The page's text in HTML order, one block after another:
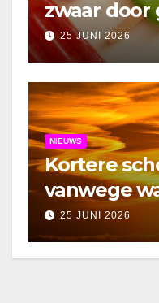
zwaar door
25 JUNI 2026
NIEUWS
Kortere
vanwege
25 JUNI 2026